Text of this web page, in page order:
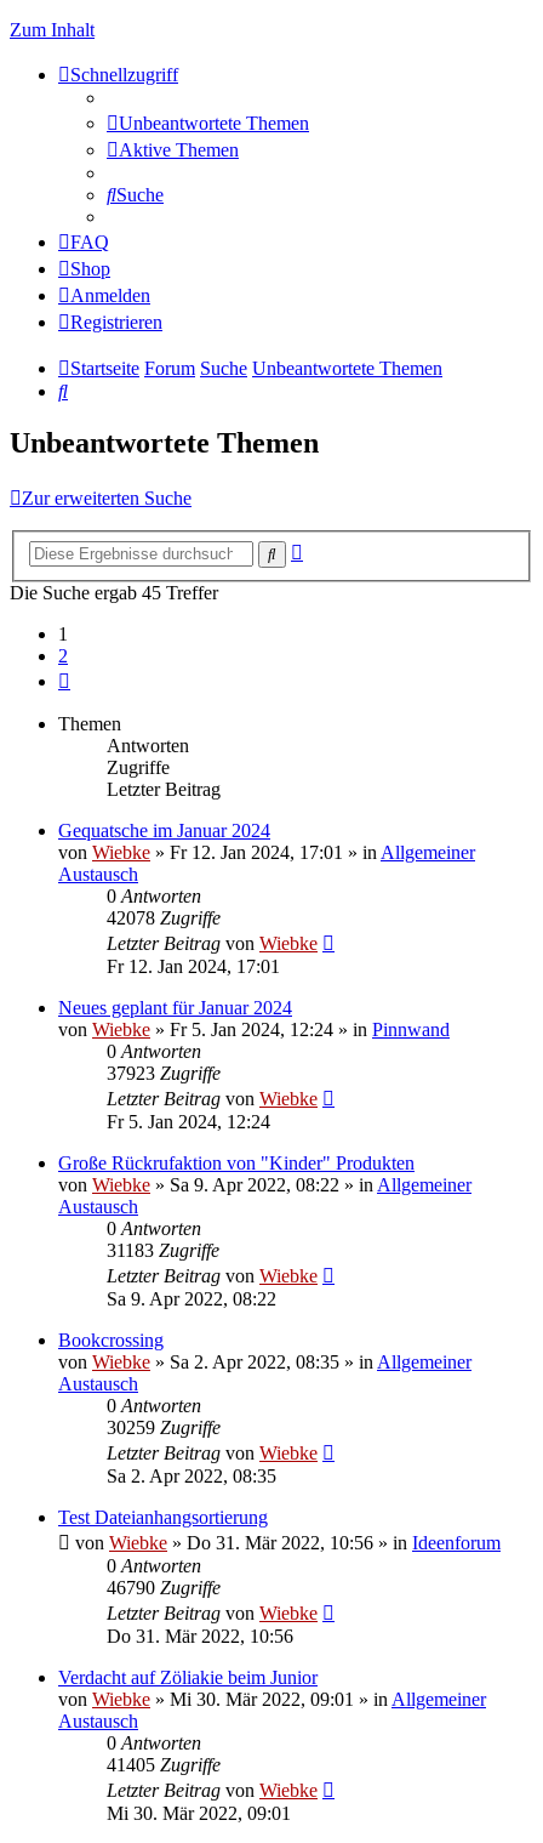
Zum Inhalt
Schnellzugriff
Unbeantwortete Themen
Aktive Themen
Suche
FAQ
Shop
Anmelden
Registrieren
Startseite Forum Suche Unbeantwortete Themen
Suche
Unbeantwortete Themen
Zur erweiterten Suche
Suche
Die Suche ergab 45 Treffer
1
2
Themen
Antworten
Zugriffe
Letzter Beitrag
Gequatsche im Januar 2024
von Wiebke » Fr 12. Jan 2024, 17:01 » inAllgemeiner
Austausch
0Antworten
42078 Zugriffe
Letzter Beitrag von Wiebke
Fr 12. Jan 2024, 17:01
Neues geplant für Januar 2024
von Wiebke » Fr 5. Jan 2024, 12:24 » in Pinnwand
0Antworten
37923 Zugriffe
Letzter Beitrag von Wiebke
Fr 5. Jan 2024, 12:24
Große Rückrufaktion von "Kinder" Produkten
von Wiebke » Sa 9. Apr 2022, 08:22 » inAllgemeiner
Austausch
0Antworten
31183 Zugriffe
Letzter Beitrag von Wiebke
Sa 9. Apr 2022, 08:22
Bookcrossing
von Wiebke » Sa 2. Apr 2022, 08:35 » inAllgemeiner
Austausch
0Antworten
30259 Zugriffe
Letzter Beitrag von Wiebke
Sa 2. Apr 2022, 08:35
Test Dateianhangsortierung
von Wiebke » Do 31. Mär 2022, 10:56 » in Ideenforum
0Antworten
46790 Zugriffe
Letzter Beitrag von Wiebke
Do 31. Mär 2022, 10:56
Verdacht auf Zöliakie beim Junior
von Wiebke » Mi 30. Mär 2022, 09:01 » inAllgemeiner
Austausch
0Antworten
41405 Zugriffe
Letzter Beitrag von Wiebke
Mi 30. Mär 2022, 09:01